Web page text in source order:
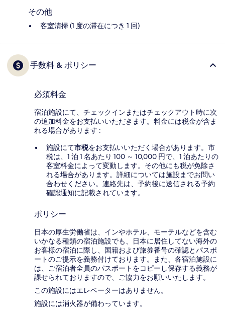
その他
客室清掃 (1 度の滞在につき 1 回)
手数料 & ポリシー
必須料金
宿泊施設にて、チェックインまたはチェックアウト時に次
の追加料金をお支払いいただきます。料金には税金が含ま
れる場合があります :
施設にて市税をお支払いいただく場合があります。市
税は、1 泊 1 名あたり 100 ～ 10,000 円で、1 泊あたりの
客室料金によって変動します。その他にも税が免除さ
れる場合があります。詳細については施設までお問い
合わせください。連絡先は、予約後に送信される予約
確認通知に記載されています。
ポリシー
日本の厚生労働省は、インやホテル、モーテルなどを含む
いかなる種類の宿泊施設でも、日本に​居住してない海外の
お客様の宿泊に際し、国籍および旅券番号の確認とパスポ
ートのご提示を義務付け​ております。また、各宿泊施設に
は、ご宿泊者全員のパスポートをコピーし保存する義務が
課せられておりますの​で、ご協力をお願いいたします。
この施設にはエレベーターはありません。
施設には消火器が備わっています。